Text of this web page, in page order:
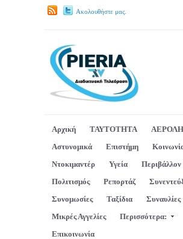
Ακολουθήστε μας.
Αρχική ΤΑΥΤΟΤΗΤΑ
Αστυνομικά
Επιστήμη
Ντοκιμαντέρ
Υγεία
Περιβάλλον
Πολιτισμός
Ρεπορτάζ
Συνομωσίες
Ταξίδια
Συναυλίες
Μικρές Αγγελίες
Περισσότερα:
Επικοινωνία